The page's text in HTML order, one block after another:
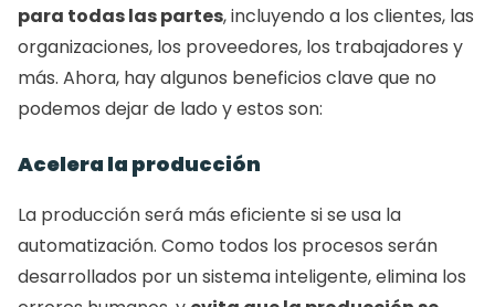
para todas las partes, incluyendo a los clientes, las
organizaciones, los proveedores, los trabajadores y
más. Ahora, hay algunos beneficios clave que no
podemos dejar de lado y estos son:
Acelera la producción
La producción será más eficiente si se usa la
automatización. Como todos los procesos serán
desarrollados por un sistema inteligente, elimina los